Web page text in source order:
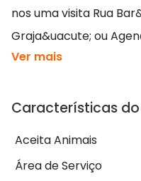
nos uma visita Rua
Graja&uacute; ou
Ver mais
Características
Aceita Animais
Área de Serviço